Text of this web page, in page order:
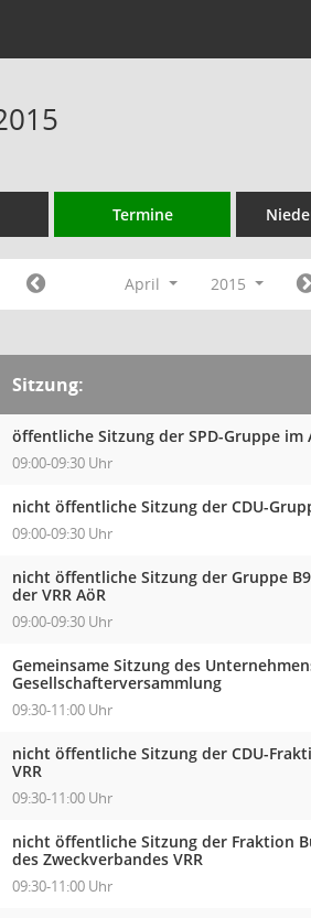
Termine
April 2015
Sitzung:
öffentliche Sitzung der SPD-Gruppe im
09:00-09:30 Uhr
nicht öffentliche Sitzung der CDU-
09:00-09:30 Uhr
nicht öffentliche Sitzung der Gruppe
der VRR AöR
09:00-09:30 Uhr
Gemeinsame Sitzung des
Gesellschafterversammlung
09:30-11:00 Uhr
nicht öffentliche Sitzung der CDU-
VRR
09:30-11:00 Uhr
nicht öffentliche Sitzung der Fraktion
des Zweckverbandes VRR
09:30-11:00 Uhr